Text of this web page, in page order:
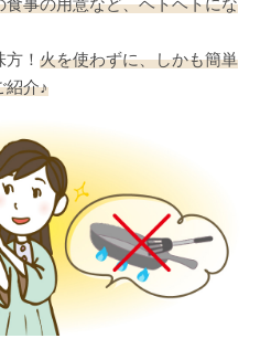
事の用意など、ヘトヘトにな
！ 火を使わずに、しかも簡単
紹介♪